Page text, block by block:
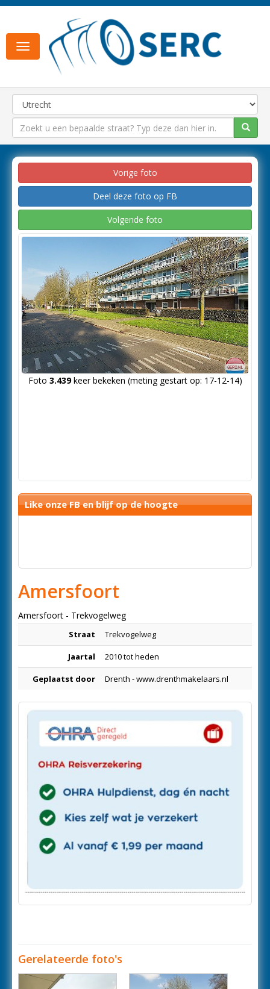
Toggle
navigation
Vorige foto
Deel deze foto op FB
Volgende foto
Foto 3.439keer bekeken (meting gestart op: 17-12-14)
Like onze FB en blijf op de hoogte
Amersfoort
Amersfoort - Trekvogelweg
Straat Trekvogelweg
Jaartal 2010 tot heden
Geplaatst door Drenth - www.drenthmakelaars.nl
Gerelateerde foto's